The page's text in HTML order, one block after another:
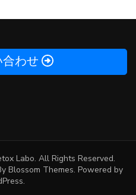
わせ
Labo. All Rights Reserved.
Blossom Themes. Powered by
.